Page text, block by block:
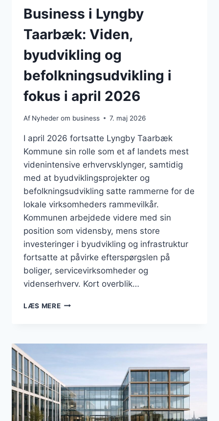
Business i Lyngby
Taarbæk: Viden,
byudvikling og
befolkningsudvikling i
fokus i april 2026
Af Nyheder om business 7. maj 2026
I april 2026 fortsatte Lyngby Taarbæk
Kommune sin rolle som et af landets mest
videnintensive erhvervsklynger, samtidig
med at byudviklingsprojekter og
befolkningsudvikling satte rammerne for de
lokale virksomheders rammevilkår.
Kommunen arbejdede videre med sin
position som vidensby, mens store
investeringer i byudvikling og infrastruktur
fortsatte at påvirke efterspørgslen på
boliger, servicevirksomheder og
videnserhverv. Kort overblik…
LÆS MEREBUSINESS
VIDEN,
BEFOLKNINGSUDVIKLING
I
FOKUS
I
APRIL